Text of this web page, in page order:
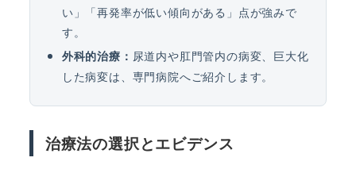
い」「再発率が低い傾向がある」点が強みで
す。
外科的治療： 尿道内や肛門管内の病変、巨大化
した病変は、専門病院へご紹介します。
治療法の選択とエビデンス